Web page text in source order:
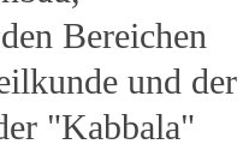
Bereichen
und der
"Kabbala"